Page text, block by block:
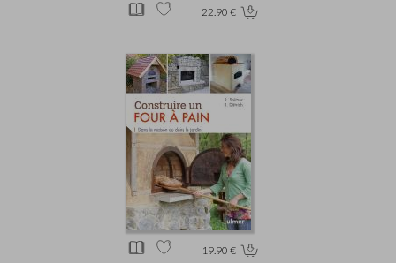
22.90 €
19.90 €